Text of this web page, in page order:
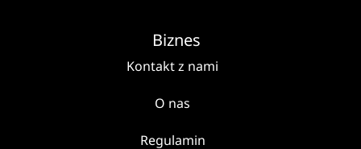
Biznes
Kontakt z nami
O nas
Regulamin